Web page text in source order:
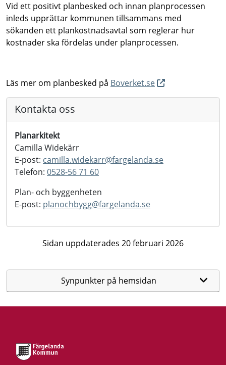
Vid ett positivt planbesked och innan planprocessen
inleds upprättar kommunen tillsammans med
sökanden ett plankostnadsavtal som reglerar hur
kostnader ska fördelas under planprocessen.
Läs mer om planbesked på Boverket.se
Kontakta oss
Planarkitekt
Camilla Widekärr
E-post: camilla.widekarr@fargelanda.se
Telefon: 0528-56 71 60
Plan- och byggenheten
E-post: planochbygg@fargelanda.se
Sidan uppdaterades 20 februari 2026
Synpunkter på hemsidan